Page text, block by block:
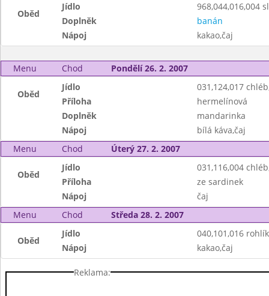
Oběd
Jídlo
968,044,016,004
Doplněk
banán
Nápoj
kakao,čaj
Menu Chod Pondělí 26. 2. 2007
Oběd
Jídlo
031,124,017
Příloha
hermelínová
Doplněk
mandarinka
Nápoj
bílá káva,čaj
Menu
Chod Úterý 27. 2. 2007
Oběd
Jídlo
031,116,004
Příloha
ze sardinek
Nápoj
čaj
Menu
Chod Středa 28. 2. 2007
Oběd
Jídlo
040,101,016
Nápoj
kakao,čaj
Reklama: